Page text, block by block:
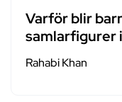
Varför blir
samlarfigurer
Rahabi Khan